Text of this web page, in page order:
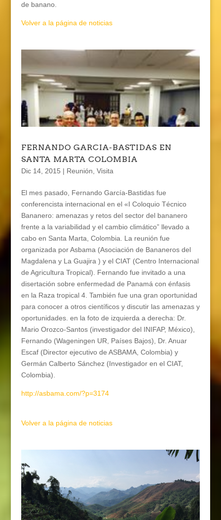
de banano.
Volver a la página de noticias
FERNANDO GARCIA-BASTIDAS EN
SANTA MARTA COLOMBIA
Dic 14, 2015 | Reunión Visita
El mes pasado, Fernando García-Bastidas fue
conferencista internacional en el «I Coloquio Técnico
Bananero: amenazas y retos del sector del bananero
frente a la variabilidad y el cambio climático” llevado a
cabo en Santa Marta, Colombia. La reunión fue
organizada por Asbama (Asociación de Bananeros del
Magdalena y La Guajira ) y el CIAT (Centro Internacional
de Agricultura Tropical). Fernando fue invitado a una
disertación sobre enfermedad de Panamá con énfasis
en la Raza tropical 4. También fue una gran oportunidad
para conocer a otros científicos y discutir las amenazas y
oportunidades. en la foto de izquierda a derecha: Dr.
Mario Orozco-Santos (investigador del INIFAP, México),
Fernando (Wageningen UR, Países Bajos), Dr. Anuar
Escaf (Director ejecutivo de ASBAMA, Colombia) y
Germán Calberto Sánchez (Investigador en el CIAT,
Colombia).
http://asbama.com/?p=3174
Volver a la página de noticias